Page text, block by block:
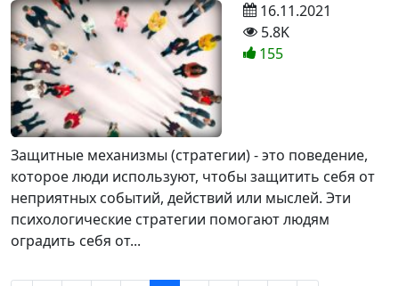
Защитные механизмы (стратегии) - это поведение,
которое люди используют, чтобы защитить себя от
неприятных событий, действий или мыслей. Эти
психологические стратегии помогают людям
оградить себя от...
16.11.2021
5.8K
155